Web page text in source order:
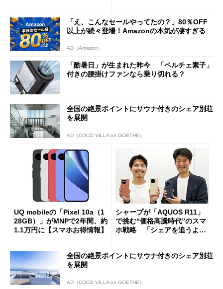
「え、こんなセールやってたの？」80％OFF
以上が続々登場！Amazonの本気が凄すぎる
AD（Amazon）
「酷暑日」が生まれた昨今 「ペルチェ素子」
付きの腰掛けファンなら乗り切れる？
全国の絶景ポイントにサウナ付きのシェア別荘
を展開
AD（COCO VILLA on GOETHE）
UQ mobileの「Pixel 10a（1
28GB）」がMNPで2年間、約
1.1万円に【スマホお得情報】
シャープが「AQUOS R11」
で挑む“価格高騰時代”のスマ
ホ戦略 「シェアを追うより
全国の絶景ポイントにサウナ付きのシェア別荘
を展開
AD（COCO VILLA on GOETHE）